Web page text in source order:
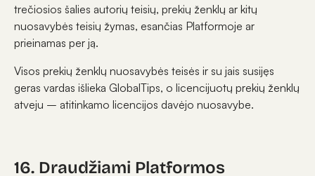
trečiosios šalies autorių teisių, prekių ženklų ar kitų
nuosavybės teisių žymas, esančias Platformoje ar
prieinamas per ją.
Visos prekių ženklų nuosavybės teisės ir su jais susijęs
geras vardas išlieka GlobalTips, o licencijuotų prekių ženklų
atveju – atitinkamo licencijos davėjo nuosavybe.
16. Draudžiami Platformos